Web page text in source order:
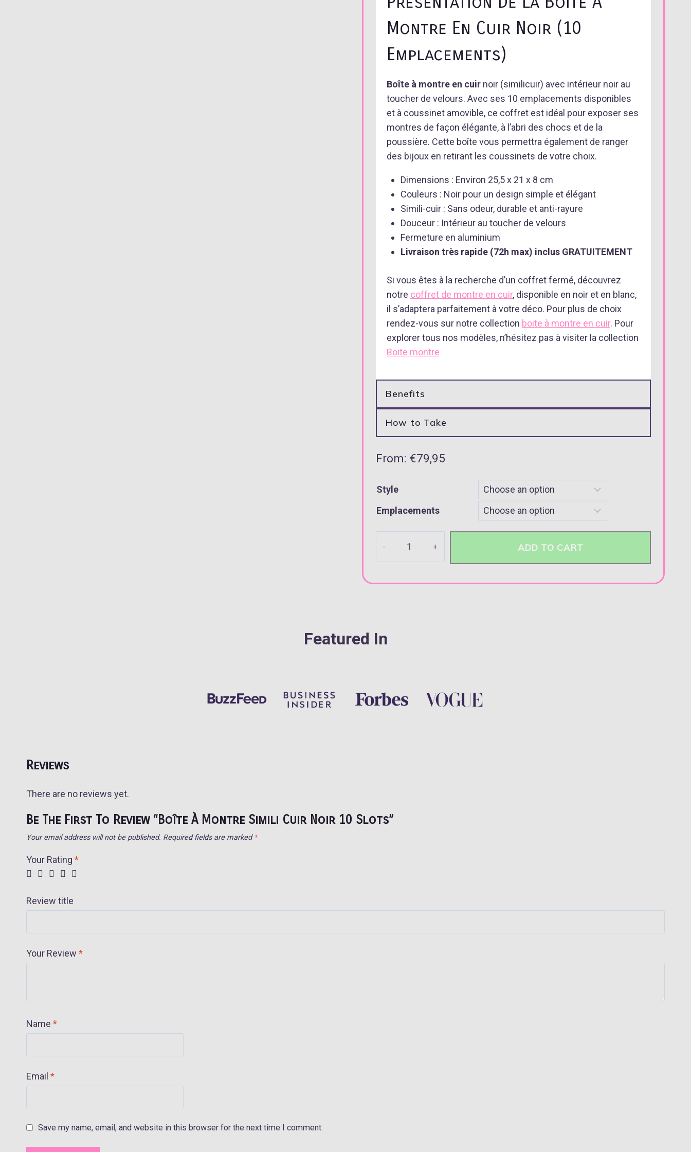
Montre En Cuir Noir (10
Emplacements)
Boîte à montre en cuir noir (similicuir) avec intérieur noir au
toucher de velours. Avec ses 10 emplacements disponibles
et à coussinet amovible, ce coffret est idéal pour exposer ses
montres de façon élégante, à l’abri des chocs et de la
poussière. Cette boîte vous permettra également de ranger
des bijoux en retirant les coussinets de votre choix.
Dimensions : Environ 25,5 x 21 x 8 cm
Couleurs : Noir pour un design simple et élégant
Simili-cuir : Sans odeur, durable et anti-rayure
Douceur : Intérieur au toucher de velours
Fermeture en aluminium
Livraison très rapide (72h max) inclus GRATUITEMENT
Si vous êtes à la recherche d’un coffret fermé, découvrez
notre coffret de montre en cuir, disponible en noir et en blanc,
il s’adaptera parfaitement à votre déco. Pour plus de choix
rendez-vous sur notre collection boite à montre en cuir. Pour
explorer tous nos modèles, n’hésitez pas à visiter la collection
Boite montre
Benefits
How to Take
From: €79,95
Style
Emplacements
Simili
Slots
ADD TO CART
Featured In
Reviews
There are no reviews yet.
Be The First To Review “Boîte À Montre Simili Cuir Noir 10 Slots”
Your email address will not be published. Required fields are marked *
Your Rating *
Review title
Your Review *
Name *
Email *
Save my name, email, and website in this browser for the next time I comment.